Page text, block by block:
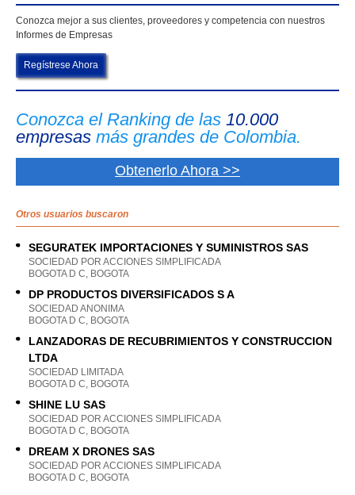
Conozca mejor a sus clientes, proveedores y competencia con nuestros
Informes de Empresas
Regístrese Ahora
Conozca el Ranking de las 10.000
empresas más grandes de Colombia.
Obtenerlo Ahora >>
Otros usuarios buscaron
SEGURATEK IMPORTACIONES Y SUMINISTROS SAS
SOCIEDAD POR ACCIONES SIMPLIFICADA
BOGOTA D C, BOGOTA
DP PRODUCTOS DIVERSIFICADOS S A
SOCIEDAD ANONIMA
BOGOTA D C, BOGOTA
LANZADORAS DE RECUBRIMIENTOS Y CONSTRUCCION
LTDA
SOCIEDAD LIMITADA
BOGOTA D C, BOGOTA
SHINE LU SAS
SOCIEDAD POR ACCIONES SIMPLIFICADA
BOGOTA D C, BOGOTA
DREAM X DRONES SAS
SOCIEDAD POR ACCIONES SIMPLIFICADA
BOGOTA D C, BOGOTA